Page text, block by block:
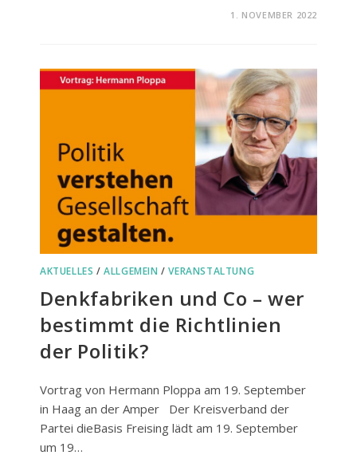
NUR
MIT
DER
1. NOVEMBER 2022
AKTUELLES /ALLGEMEIN /VERANSTALTUNG
Denkfabriken und Co – wer
bestimmt die Richtlinien
der Politik?
Vortrag von Hermann Ploppa am 19. September
in Haag an der Amper Der Kreisverband der
Partei dieBasis Freising lädt am 19. September
um 19…